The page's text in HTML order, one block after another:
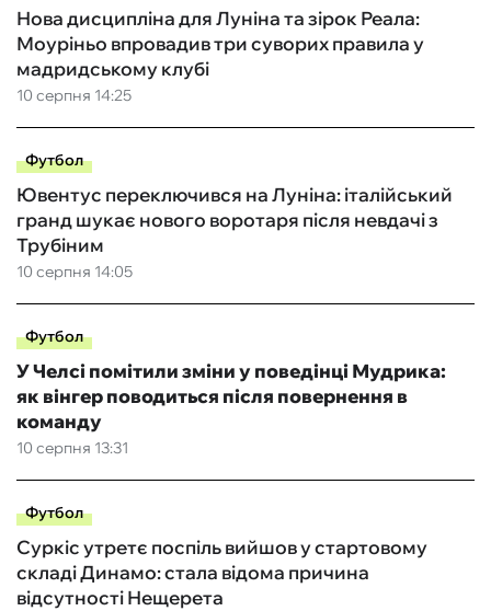
10 серпня 14:25
Нова дисципліна для Луніна та зірок Реала:
Моуріньо впровадив три суворих правила у
мадридському клубі
Футбол
10 серпня 14:05
Ювентус переключився на Луніна: італійський
гранд шукає нового воротаря після невдачі з
Трубіним
Футбол
10 серпня 13:31
У Челсі помітили зміни у поведінці Мудрика:
як вінгер поводиться після повернення в
команду
Футбол
Суркіс утретє поспіль вийшов у стартовому
складі Динамо: стала відома причина
відсутності Нещерета